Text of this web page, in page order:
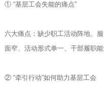
① “基层工会失能的痛点”
六大痛点：缺少职工活动阵地、
面窄、活动形式单一、干部履职
② “牵引行动”如何助力基层工会